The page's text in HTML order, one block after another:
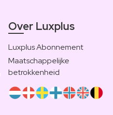
Over Luxplus
Luxplus Abonnement
Maatschappelijke
betrokkenheid